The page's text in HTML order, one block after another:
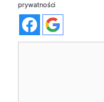
prywatności